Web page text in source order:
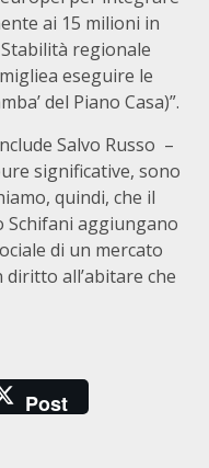
ai 15 milioni in
regionale
eseguire le
del Piano Casa)”.
Salvo Russo –
significative, sono
quindi, che il
Schifani aggiungano
di un mercato
all’abitare che
Post